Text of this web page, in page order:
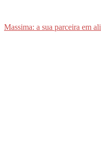
Massima: a sua parceira em